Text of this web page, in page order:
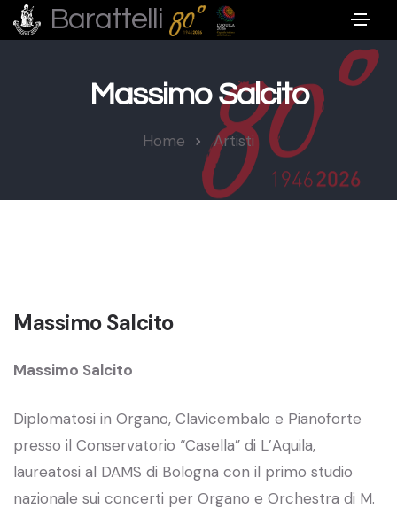
Barattelli
Massimo Salcito
Home Artisti
Massimo Salcito
Massimo Salcito
Diplomatosi in Organo, Clavicembalo e Pianoforte
presso il Conservatorio “Casella” di L’Aquila,
laureatosi al DAMS di Bologna con il primo studio
nazionale sui concerti per Organo e Orchestra di M.